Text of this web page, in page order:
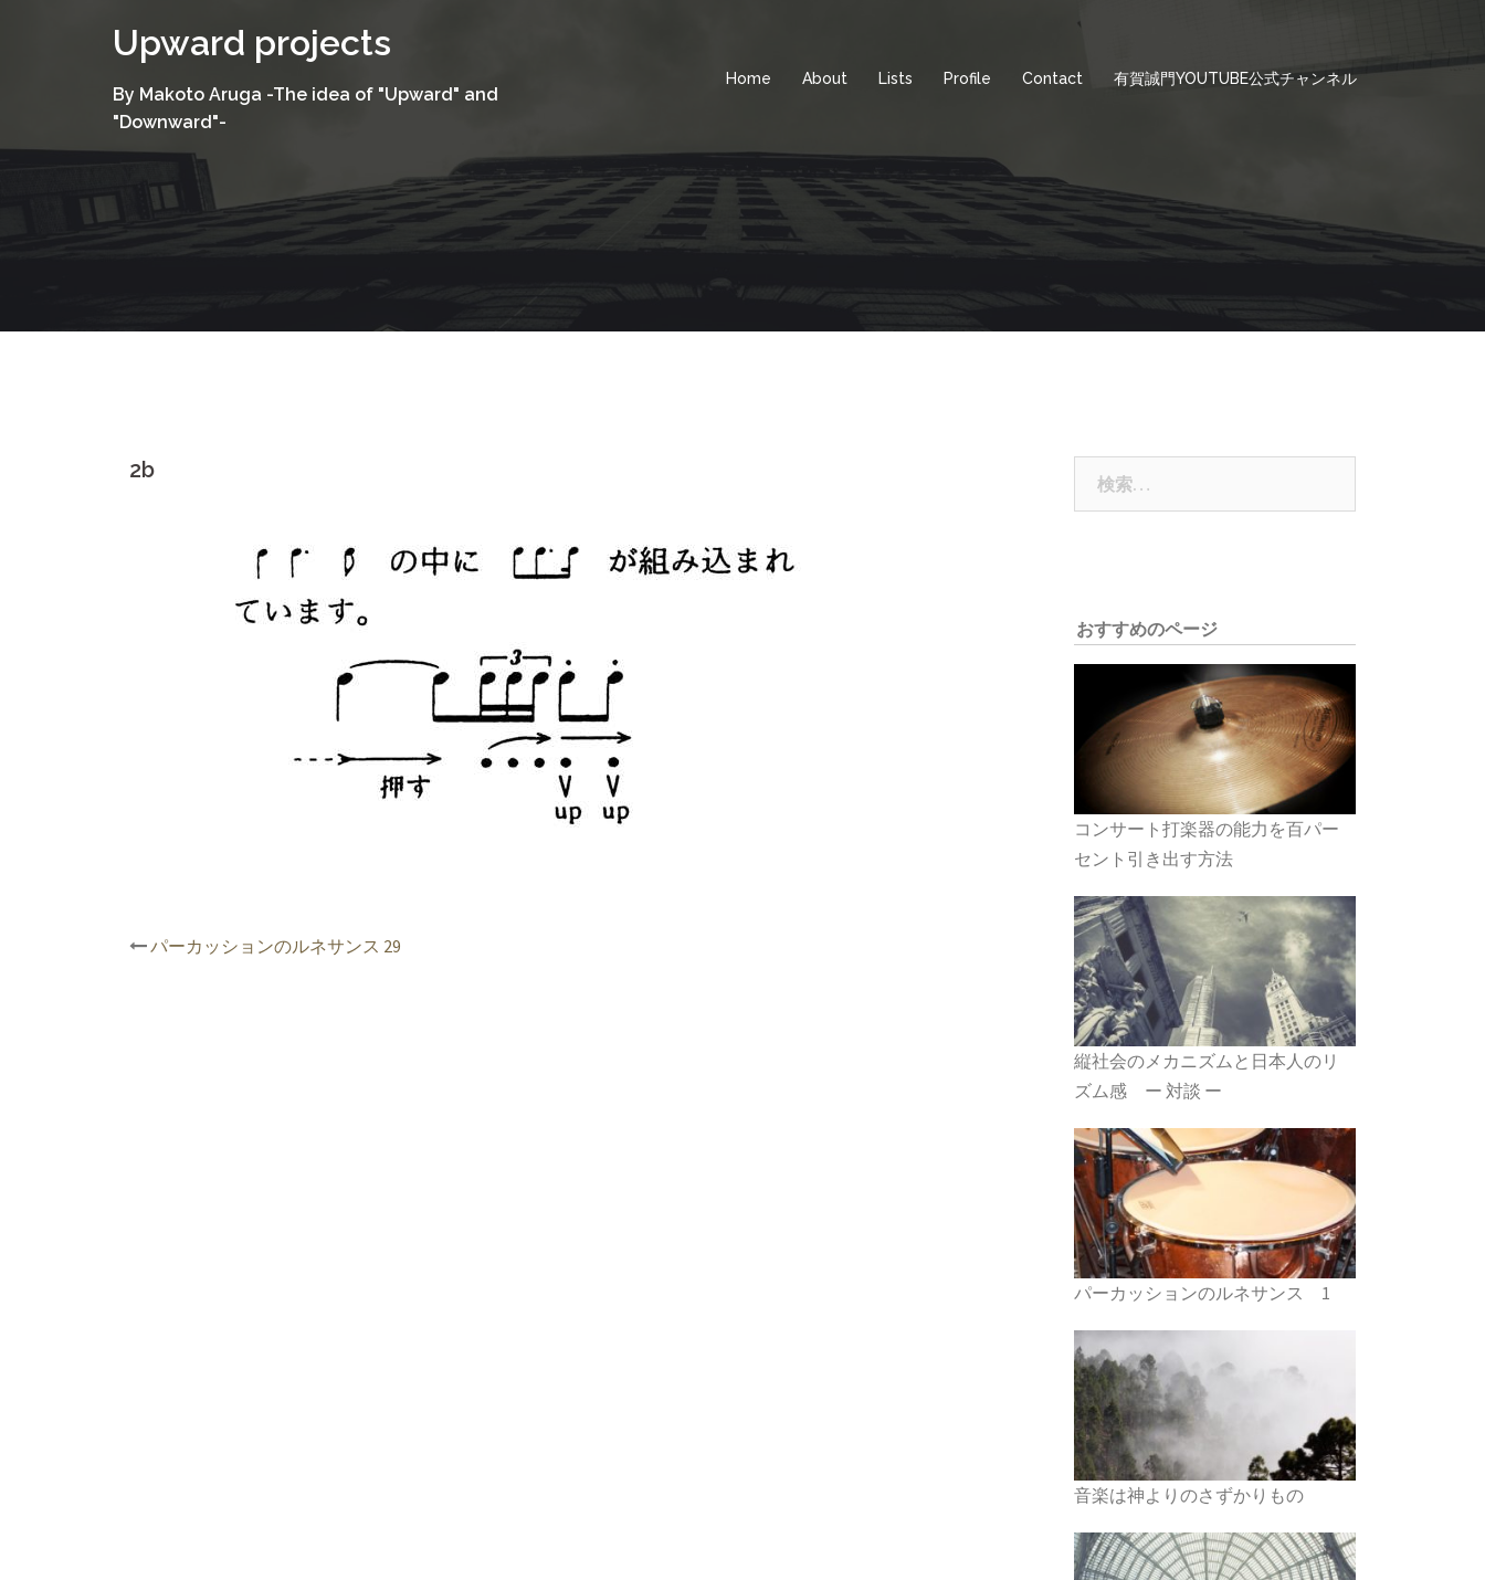
Upward projects
By Makoto Aruga -The idea of "Upward" and
"Downward"-
Home About Lists Profile Contact 有賀誠門YOUTUBE公式チャンネル
2b
投パーカッションのルネサンス 29
おすすめのページ
コンサート打楽器の能力を百パー
セント引き出す方法
縦社会のメカニズムと日本人のリ
ズム感 ー 対談 ー
パーカッションのルネサンス 1
音楽は神よりのさずかりもの